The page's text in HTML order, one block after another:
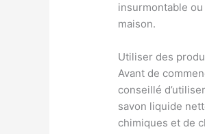
insurmontable
maison.
Utiliser des
Avant de
conseillé
savon liquide
chimiques et de